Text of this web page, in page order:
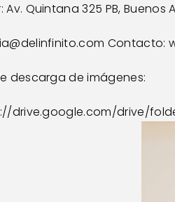
Av. Quintana 325 PB, Buenos
Contacto:
descarga de imágenes:
drive.google.com/drive/